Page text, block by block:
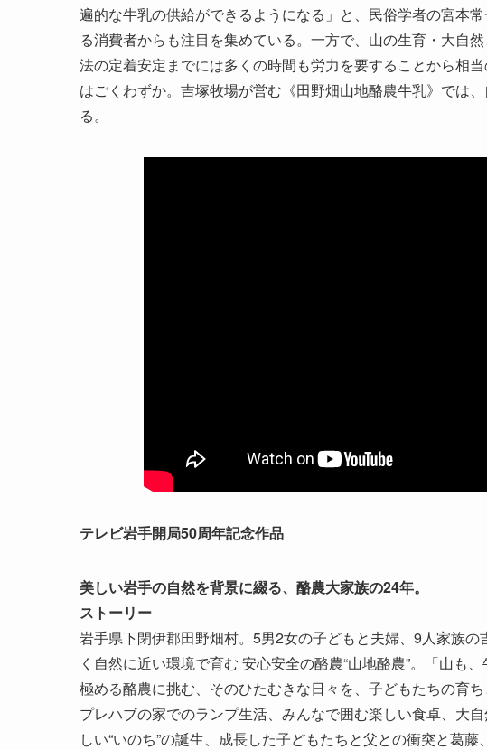
遍的な牛乳の供給ができるようになる」と、民俗学者の宮本
る消費者からも注目を集めている。一方で、山の生育・大自
法の定着安定までには多くの時間も労力を要することから相
はごくわずか。吉塚牧場が営む《田野畑山地酪農牛乳》では
る。
テレビ岩手開局50周年記念作品
美しい岩手の自然を背景に綴る、酪農大家族の24年。
ストーリー
岩手県下閉伊郡田野畑村。5男2女の子どもと夫婦、9人家族
く自然に近い環境で育む 安心安全の酪農“山地酪農”。「山も
極める酪農に挑む、そのひたむきな日々を、子どもたちの育
プレハブの家でのランプ生活、みんなで囲む楽しい食卓、大
しい“いのち”の誕生、成長した子どもたちと父との衝突と葛